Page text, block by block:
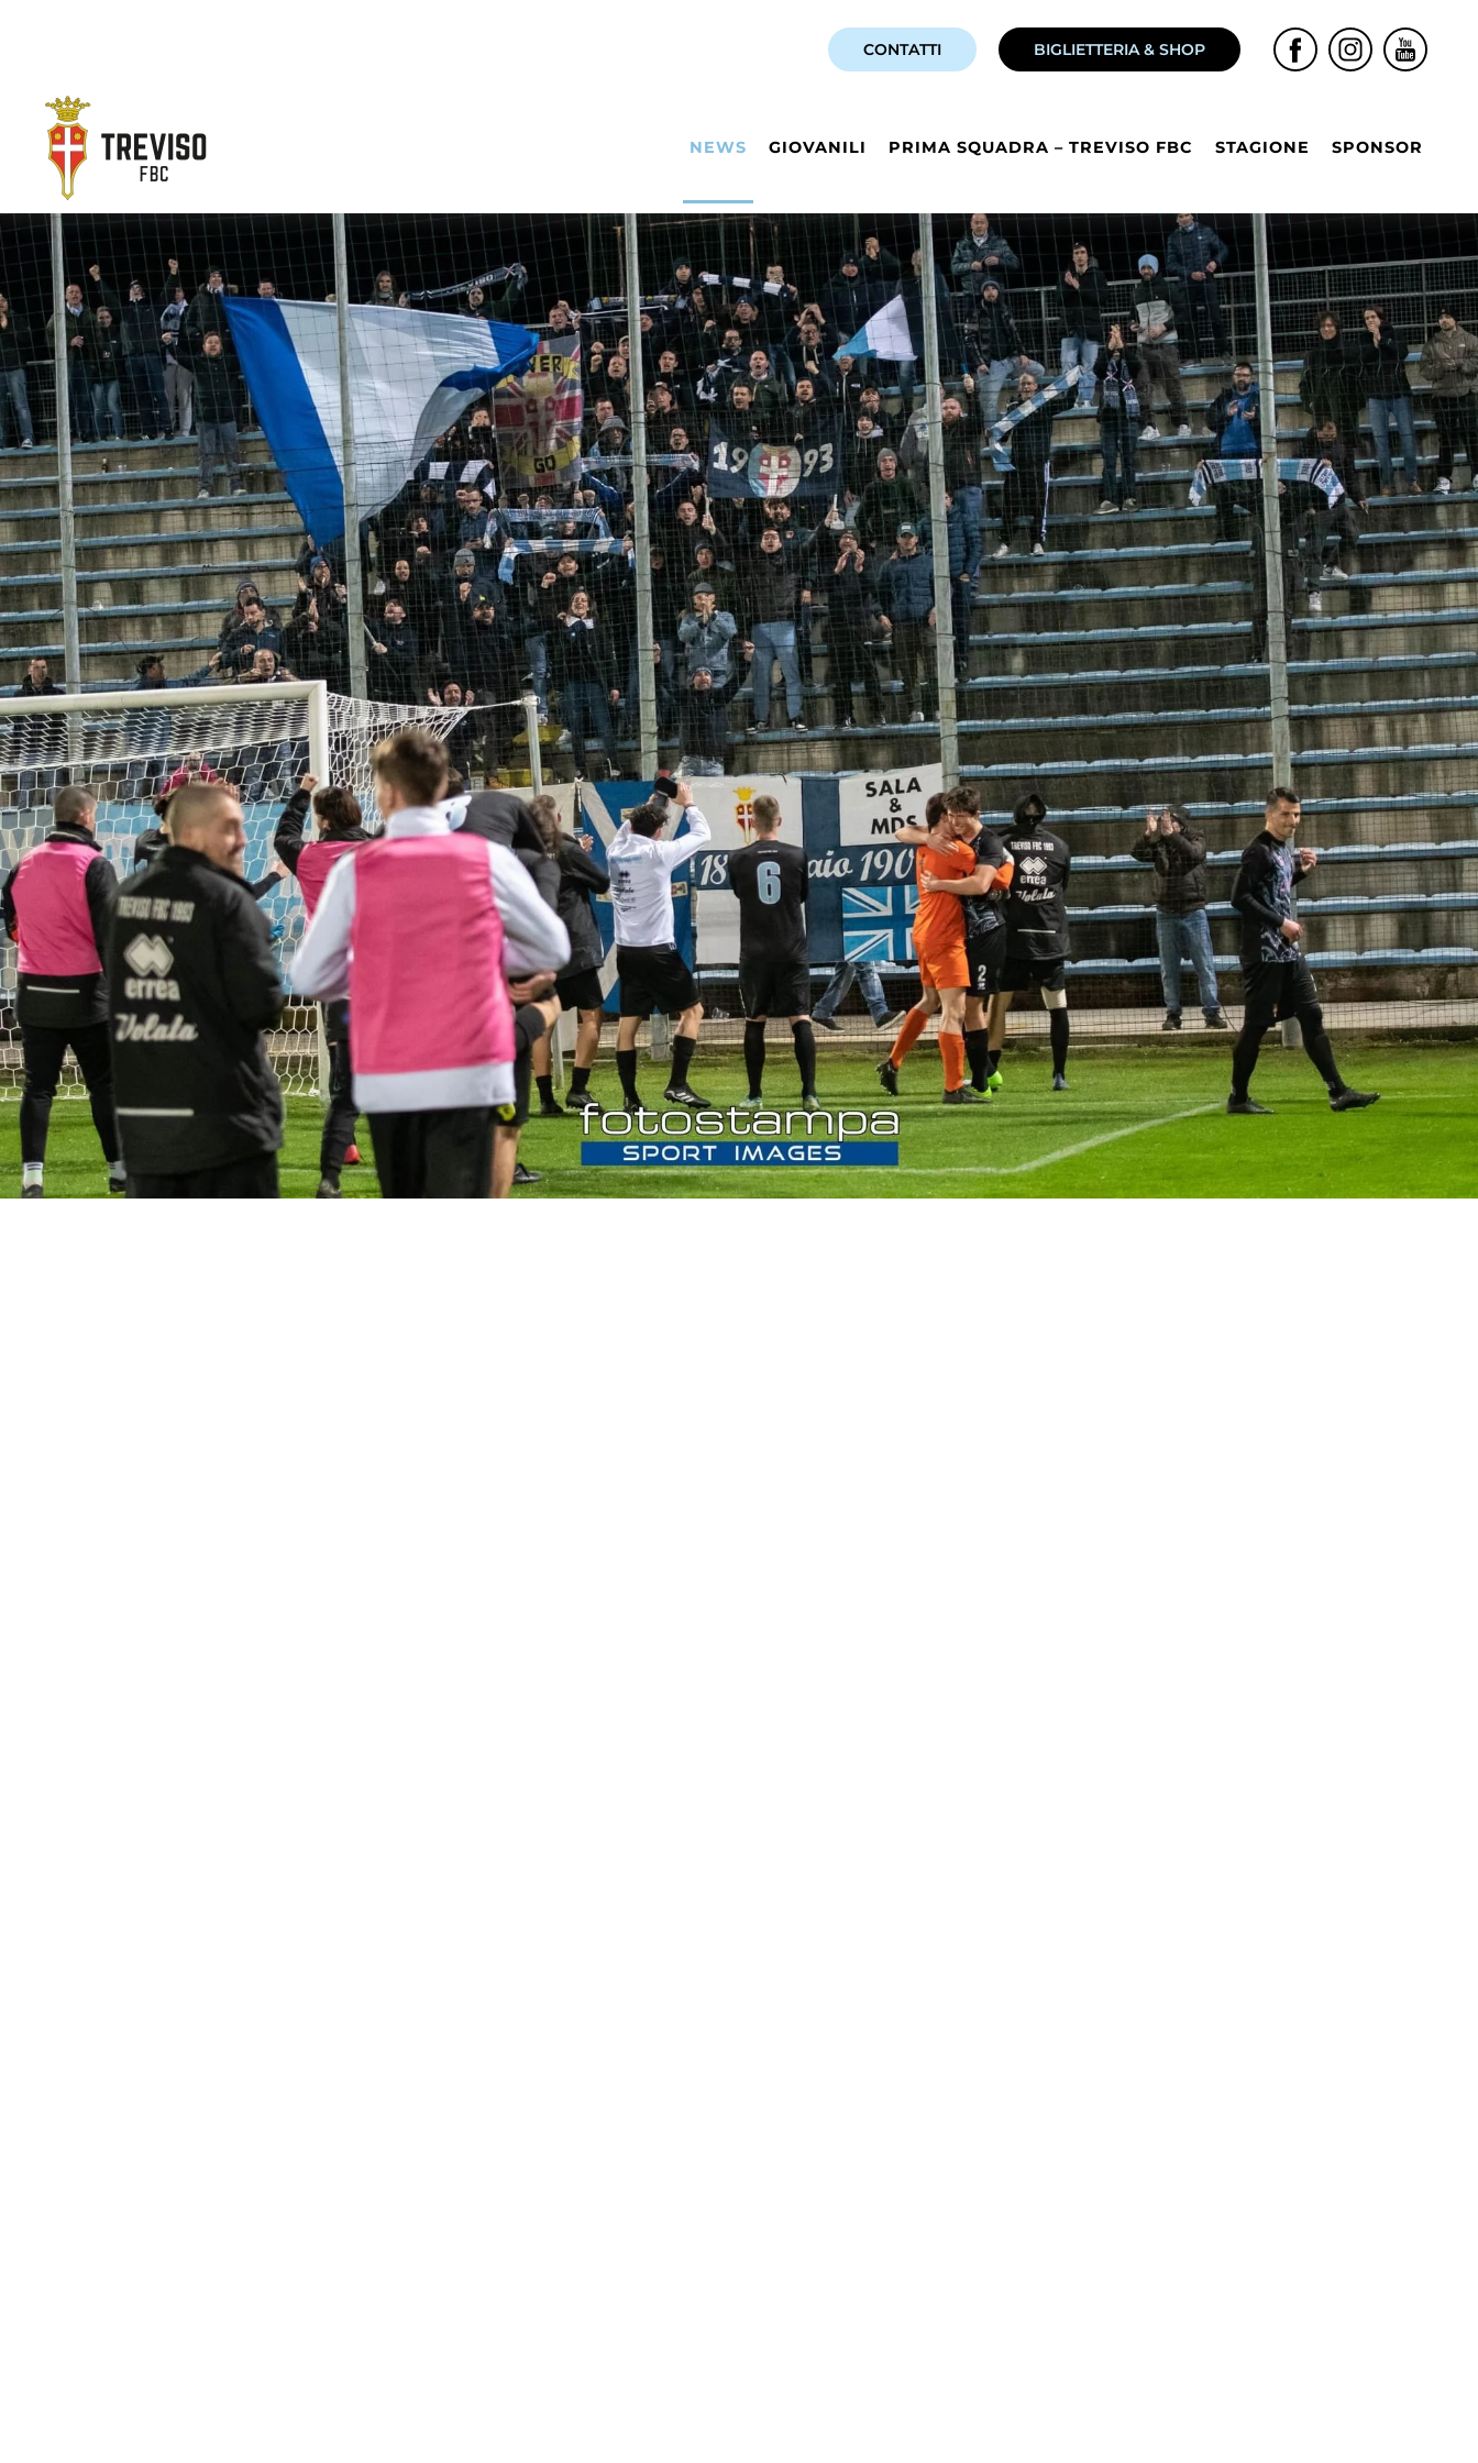
CONTATTI BIGLIETTERIA & SHOP
NEWS GIOVANILI PRIMA SQUADRA – TREVISO FBC STAGIONE SPONSOR